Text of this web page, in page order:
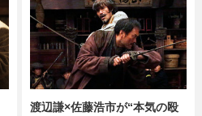
渡辺謙×佐藤浩市が“本気の殴